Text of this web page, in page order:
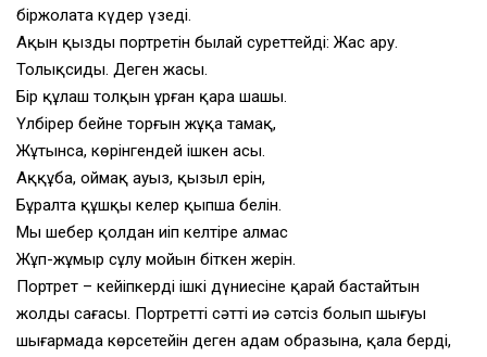
біржолата күдер үзеді.
Ақын қыздың портретін былай суреттейді: Жас ару.
Толықсиды. Деген жасы.
Бір құлаш толқын ұрған қара шашы.
Үлбірер бейне торғын жұқа тамақ,
Жұтынса, көрінгендей ішкен асы.
Аққұба, оймақ ауыз, қызыл ерін,
Бұралта құшқың келер қыпша белін.
Мың шебер қолдан иіп келтіре алмас
Жұп-жұмыр сұлу мойын біткен жерін.
Портрет – кейіпкердің ішкі дүниесіне қарай бастайтын
жолдың сағасы. Портреттің сәтті иә сәтсіз болып шығуы
шығармада көрсетейін деген адам образына, қала берді,